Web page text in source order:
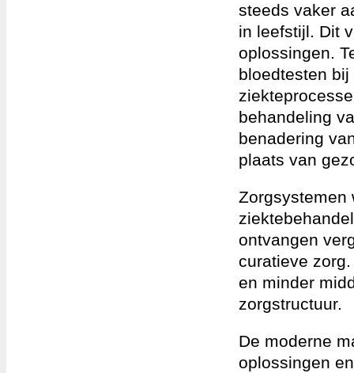
steeds vaker
in leefstijl. Dit
oplossingen.
bloedtesten
behandeling
benadering
plaats van
Zorgsystemen
ontvangen
curatieve
en minder
zorgstructuur.
De moderne
oplossingen